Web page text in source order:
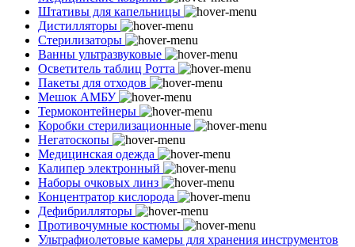
Штативы для капельницы
Дистилляторы
Стерилизаторы
Ванны ультразвуковые
Осветитель таблиц Ротта
Пакеты для отходов
Мешок АМБУ
Термоконтейнеры
Коробки стерилизационные
Негатоскопы
Медицинская одежда
Калипер электронный
Наборы очковых линз
Концентратор кислорода
Дефибрилляторы
Противочумные костюмы
Ультрафиолетовые камеры для хранения инструментов